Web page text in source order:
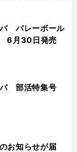
バレーボール
6月30日発売
バ 部活特集号
お知らせが届